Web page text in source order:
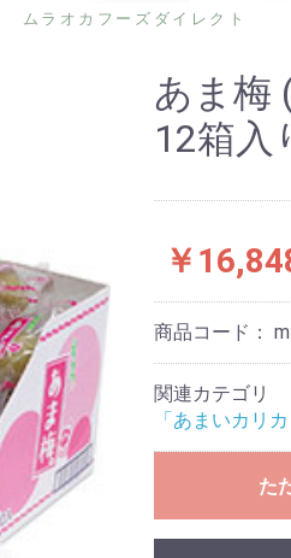
ムラオカフーズダイレクト
あま梅
12箱入
￥
商品コード：
関連カテゴリ
「あまいカリカ
た